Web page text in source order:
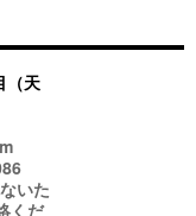
（天
いた
くだ